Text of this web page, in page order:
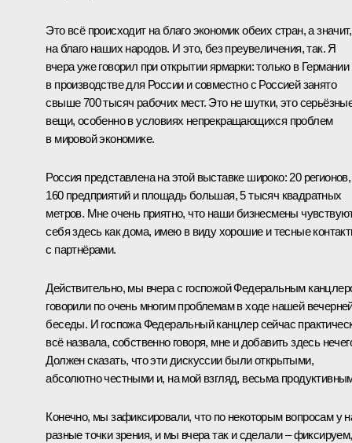
Это всё происходит на благо экономик обеих стран, а значит,
на благо наших народов. И это, без преувеличения, так. Я
вчера уже говорил при открытии ярмарки: только в Германии
в производстве для России и совместно с Россией занято
свыше 700 тысяч рабочих мест. Это не шутки, это
вещи, особенно в условиях непрекращающихся проблем
в мировой экономике.
Россия представлена на этой выставке широко: 20 регионов,
160 предприятий и площадь большая, 5 тысяч квадратных
метров. Мне очень приятно, что наши бизнесмены
себя здесь как дома, имею в виду хорошие и тесные
с партнёрами.
Действительно, мы вчера с госпожой Федеральным
говорили по очень многим проблемам в ходе нашей
беседы. И госпожа Федеральный канцлер сейчас
всё назвала, собственно говоря, мне и добавить здесь
Должен сказать, что эти дискуссии были открытыми,
абсолютно честными и, на мой взгляд, весьма
Конечно, мы зафиксировали, что по некоторым вопросам у
разные точки зрения, и мы вчера так и сделали – фиксируем,